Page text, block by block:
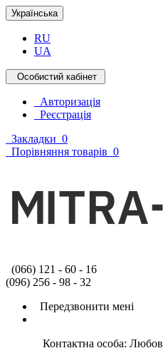
Українська
RU
UA
Особистий кабінет
Авторизація
Реєстрація
Закладки 0
Порівняння товарів 0
(066) 121 - 60 - 16
(096) 256 - 98 - 32
Передзвонити мені
Контактна особа: Любов